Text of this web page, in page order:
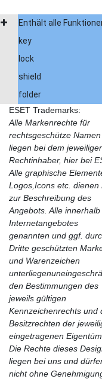
Enthält alle
key
lock
shield
folder
ESET Trademarks:
Alle Markenrechte für
rechtsgeschütze Namen
liegen bei dem
Rechtinhaber, hier bei
Alle graphische
Logos,Icons etc. dienen
zur Beschreibung des
Angebots. Alle
Internetangebotes
genannten und ggf.
Dritte geschützten
und Warenzeichen
den Bestimmungen des
jeweils gültigen
Kennzeichenrechts und
Besitzrechten der
eingetragenen
Die Rechte dieses
liegen bei uns und
nicht ohne